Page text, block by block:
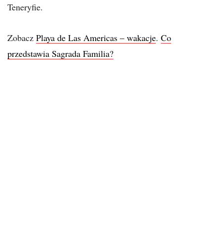
Teneryfie.
Zobacz Playa de Las Americas – wakacje. Co
przedstawia Sagrada Familia?